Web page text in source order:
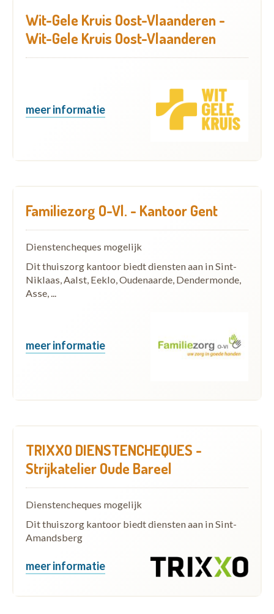
Wit-Gele Kruis Oost-Vlaanderen -
Wit-Gele Kruis Oost-Vlaanderen
meer informatie
Familiezorg O-Vl. - Kantoor Gent
Dienstencheques mogelijk
Dit thuiszorg kantoor biedt diensten aan in Sint-
Niklaas, Aalst, Eeklo, Oudenaarde, Dendermonde,
Asse, ...
meer informatie
TRIXXO DIENSTENCHEQUES -
Strijkatelier Oude Bareel
Dienstencheques mogelijk
Dit thuiszorg kantoor biedt diensten aan in Sint-
Amandsberg
meer informatie